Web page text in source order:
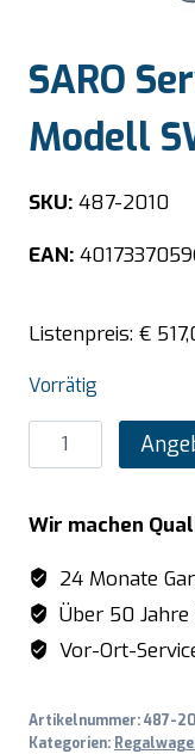
SARO
Modell
SKU: 487-2010
EAN:
Listenpreis: €
Vorrätig
SARO
Servierwagen
SWK3
Menge
Wir machen
24 Monate
Über 50
Vor-Ort-
Artikelnummer:487-
Kategorien: